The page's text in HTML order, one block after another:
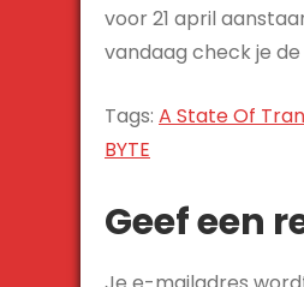
voor 21 april
vandaag check je
Tags: A State Of
Bericht
BYTE
Geef een